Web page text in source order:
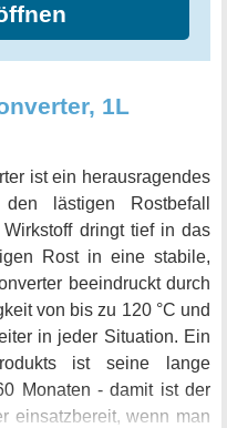
1L
ist ein herausragendes
lästigen Rostbefall
dringt tief in das
Rost in eine stabile,
beeindruckt durch
von bis zu 120 °C und
in jeder Situation. Ein
ist seine lange
Monaten - damit ist der
einsatzbereit, wenn man